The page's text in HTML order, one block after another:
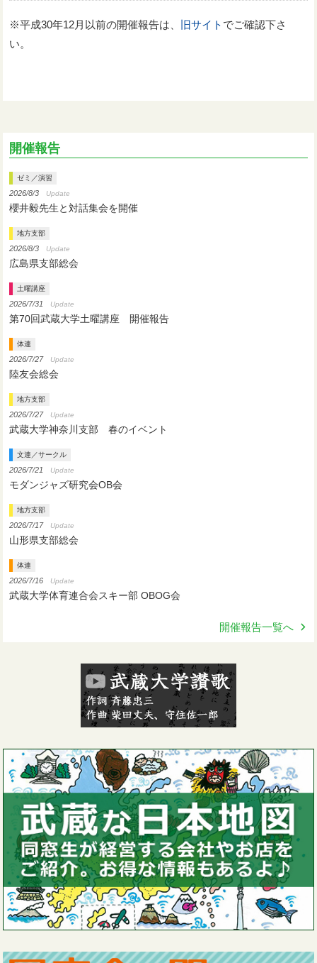
※平成30年12月以前の開催報告は、 旧サイト でご確認下さ
い。
開催報告
ゼミ／演習
2026/8/3 Update
櫻井毅先生と対話集会を開催
地方支部
2026/8/3 Update
広島県支部総会
土曜講座
2026/7/31 Update
第70回武蔵大学土曜講座 開催報告
体連
2026/7/27 Update
陸友会総会
地方支部
2026/7/27 Update
武蔵大学神奈川支部 春のイベント
文連／サークル
2026/7/21 Update
モダンジャズ研究会OB会
地方支部
2026/7/17 Update
山形県支部総会
体連
2026/7/16 Update
武蔵大学体育連合会スキー部 OBOG会
開催報告一覧へ